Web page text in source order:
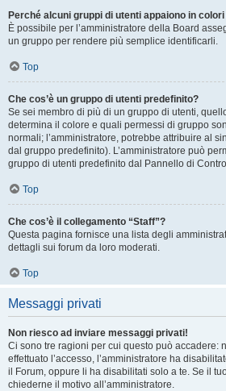
Perché alcuni gruppi di utenti appaiono in
È possibile per l’amministratore della Board
un gruppo per rendere più semplice identificarli.
Top
Che cos’è un gruppo di utenti predefinito?
Se sei membro di più di un gruppo di utenti,
determina il colore e quali permessi di gruppo
normali; l’amministratore, potrebbe attribuire al
dal gruppo predefinito). L’amministratore può
gruppo di utenti predefinito dal Pannello di
Top
Che cos’è il collegamento “Staff”?
Questa pagina fornisce una lista degli
dettagli sui forum da loro moderati.
Top
Messaggi privati
Non riesco ad inviare messaggi privati!
Ci sono tre ragioni per cui questo può accadere:
effettuato l’accesso, l’amministratore ha
il Forum, oppure li ha disabilitati solo a te. Se il
chiederne il motivo all’amministratore.